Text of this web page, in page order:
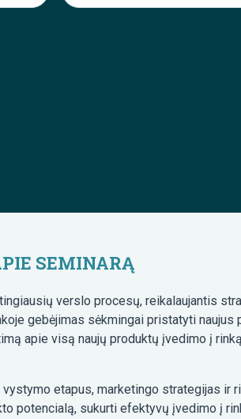
SEMINARĄ
verslo procesų, reikalaujantis
gebėjimas sėkmingai pristatyti
apie visą naujų produktų įvedimo į
etapus, marketingo strategijas ir
potencialą, sukurti efektyvų įvedimo į